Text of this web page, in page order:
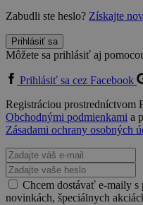
Zabudli ste heslo? Získajte
Prihlásiť sa
Môžete sa prihlásiť aj
Prihlásiť sa cez Facebook
Registráciou prostredníctvom
Obchodnými podmienkami a
Zásadami ochrany osobných
Chcem dostávať e-maily
novinkách, špeciálnych